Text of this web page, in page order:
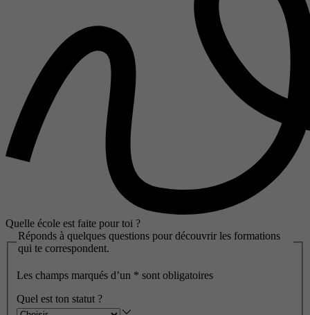
Quelle école est faite pour toi ?
Réponds à quelques questions pour découvrir les formations
qui te correspondent.
Les champs marqués d’un * sont obligatoires
Quel est ton statut ?